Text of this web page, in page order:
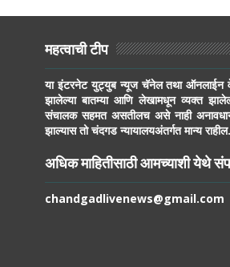
महत्वाची टीप
या इंटरनेट युट्युब न्यूज चॅनेल तथा ऑनलाईन
झालेल्या बातम्या आणि लेखामधून व्यक्त
संचालक सहमत असतीलच असे नाही
झाल्यास तो चंदगड न्यायालयअंतर्गत मान्य राहील.
अधिक माहितीसाठी आमच्याशी येथे
chandgadlivenews@gmail.com